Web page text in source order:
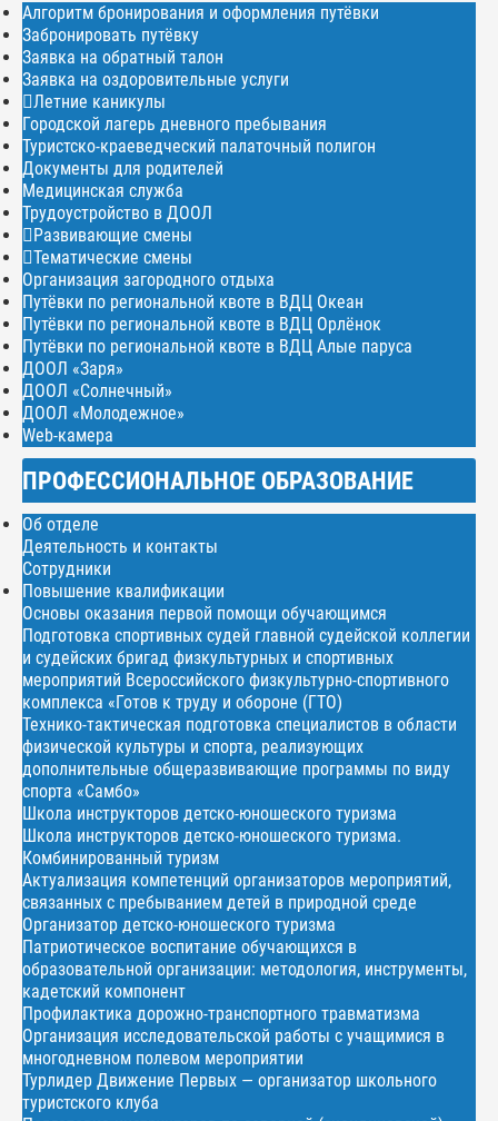
Алгоритм бронирования и оформления путёвки
Забронировать путёвку
Заявка на обратный талон
Заявка на оздоровительные услуги
Летние каникулы
Городской лагерь дневного пребывания
Туристско-краеведческий палаточный полигон
Документы для родителей
Медицинская служба
Трудоустройство в ДООЛ
Развивающие смены
Тематические смены
Организация загородного отдыха
Путёвки по региональной квоте в ВДЦ Океан
Путёвки по региональной квоте в ВДЦ Орлёнок
Путёвки по региональной квоте в ВДЦ Алые паруса
ДООЛ «Заря»
ДООЛ «Солнечный»
ДООЛ «Молодежное»
Web-камера
ПРОФЕССИОНАЛЬНОЕ ОБРАЗОВАНИЕ
Об отделе
Деятельность и контакты
Сотрудники
Повышение квалификации
Основы оказания первой помощи обучающимся
Подготовка спортивных судей главной судейской коллегии
и судейских бригад физкультурных и спортивных
мероприятий Всероссийского физкультурно-спортивного
комплекса «Готов к труду и обороне (ГТО)
Технико-тактическая подготовка специалистов в области
физической культуры и спорта, реализующих
дополнительные общеразвивающие программы по виду
спорта «Самбо»
Школа инструкторов детско-юношеского туризма
Школа инструкторов детско-юношеского туризма.
Комбинированный туризм
Актуализация компетенций организаторов мероприятий,
связанных с пребыванием детей в природной среде
Организатор детско-юношеского туризма
Патриотическое воспитание обучающихся в
образовательной организации: методология, инструменты,
кадетский компонент
Профилактика дорожно-транспортного травматизма
Организация исследовательской работы с учащимися в
многодневном полевом мероприятии
Турлидер Движение Первых — организатор школьного
туристского клуба